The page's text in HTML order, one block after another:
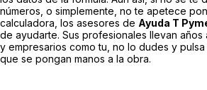
números, o simplemente, no te apetece
calculadora, los asesores de Ayuda T
de ayudarte. Sus profesionales llevan años
y empresarios como tu, no lo dudes y
que se pongan manos a la obra.